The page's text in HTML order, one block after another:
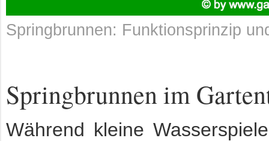
Springbrunnen: Funktionsprinzip
Springbrunnen im
Während kleine